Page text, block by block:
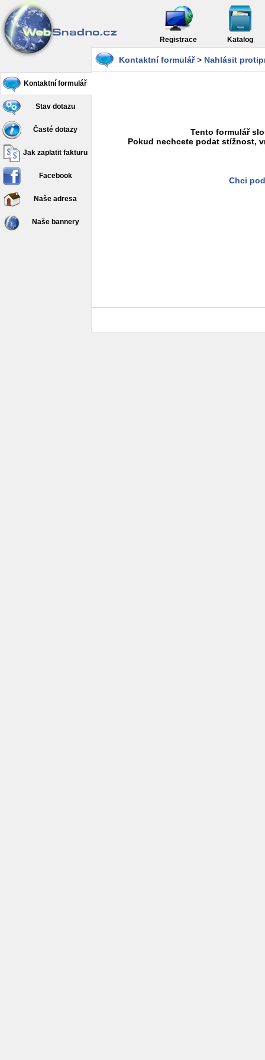
Registrace Katalog
Kontaktní formulář
Stav dotazu
Časté dotazy
Jak zaplatit fakturu
Facebook
Naše adresa
Naše bannery
Kontaktní formulář> Nahlásit
Tento formulář
Pokud nechcete podat stížnost,
Chci